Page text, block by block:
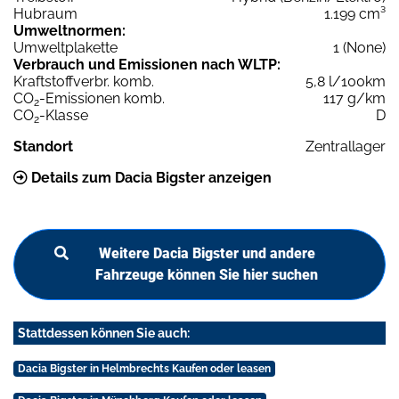
Hubraum
1.199 cm³
Umweltnormen:
Umweltplakette
1 (None)
Verbrauch und Emissionen nach WLTP:
Kraftstoffverbr. komb.
5,8 l/100km
CO2-Emissionen komb.
117 g/km
CO2-Klasse
D
Standort
Zentrallager
Details zum Dacia Bigster anzeigen
Weitere Dacia Bigster und andere
Fahrzeuge können Sie hier suchen
Stattdessen können Sie auch:
Dacia Bigster in Helmbrechts Kaufen oder leasen